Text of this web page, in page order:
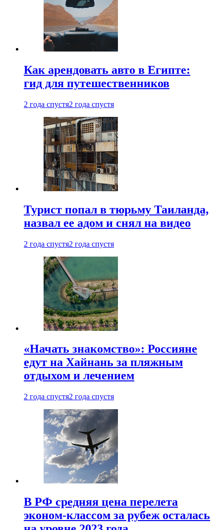
Как арендовать авто в Египте:
гид для путешественников
2 года спустя2 года спустя
Турист попал в тюрьму Таиланда,
назвал ее адом и снял на видео
2 года спустя2 года спустя
«Начать знакомство»: Россияне
едут на Хайнань за пляжным
отдыхом и лечением
2 года спустя2 года спустя
В РФ средняя цена перелета
эконом-классом за рубеж осталась